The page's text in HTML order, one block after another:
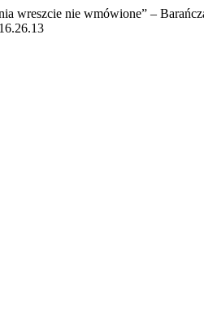
wreszcie nie wmówione” –